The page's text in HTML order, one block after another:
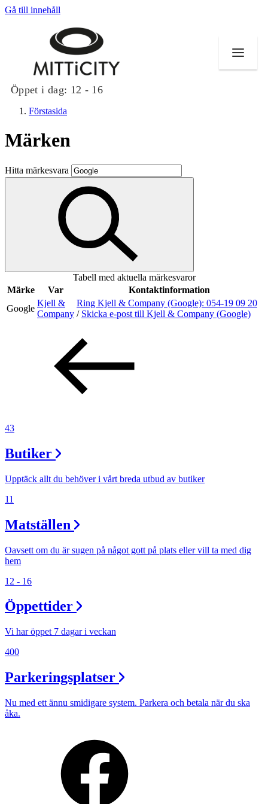
Gå till innehåll
Öppet i dag: 12 - 16
Butiker
Evenemang
Erbjudanden
Inspiration
Sök
Praktisk information
Lediga jobb
Min Shopping-app
Förstasida
Märken
Hitta märkesvara
Tabell med aktuella märkesvaror
Märke
Var
Kontaktinformation
Google
Kjell &
Company
Ring Kjell & Company (Google): 054-19 09 20
/ Skicka e-post till Kjell & Company (Google)
43
Butiker
Upptäck allt du behöver i vårt breda utbud av butiker
11
Matställen
Oavsett om du är sugen på något gott på plats eller vill ta med dig
hem
12 - 16
Öppettider
Vi har öppet 7 dagar i veckan
400
Parkeringsplatser
Nu med ett ännu smidigare system. Parkera och betala när du ska
åka.